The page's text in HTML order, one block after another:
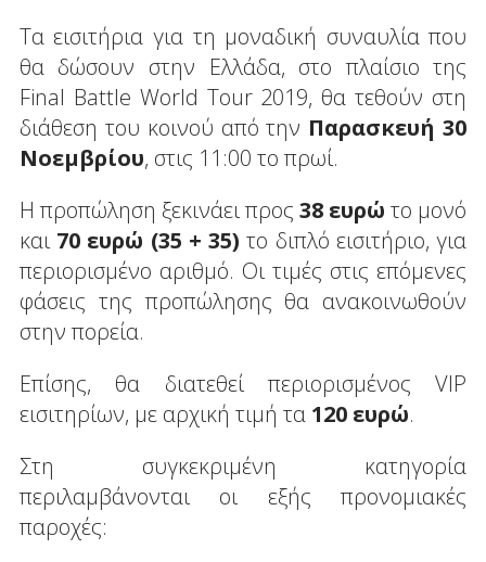
Τα εισιτήρια για τη μοναδική συναυλία που
θα δώσουν στην Ελλάδα, στο πλαίσιο της
Final Battle World Tour 2019, θα τεθούν στη
διάθεση του κοινού από την Παρασκευή 30
Νοεμβρίου, στις 11:00 το πρωί.
Η προπώληση ξεκινάει προς38 ευρώ το μονό
και 70 ευρώ (35 + 35) το διπλό εισιτήριο, για
περιορισμένο αριθμό. Οι τιμές στις επόμενες
φάσεις της προπώλησης θα ανακοινωθούν
στην πορεία.
Επίσης, θα διατεθεί περιορισμένος VIP
εισιτηρίων, με αρχική τιμή τα 120 ευρώ.
Στη συγκεκριμένη κατηγορία
περιλαμβάνονται οι εξής προνομιακές
παροχές: